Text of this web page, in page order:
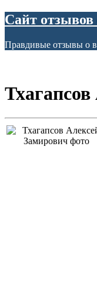
Сайт отзывов
Правдивые отзывы о